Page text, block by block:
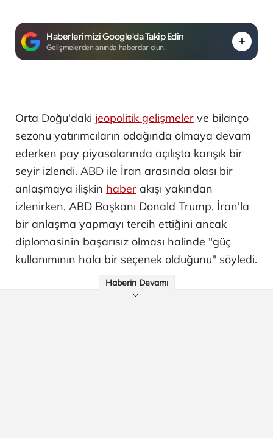
Haberlerimizi Google'da Takip Edin
Gelişmelerden anında haberdar olun.
Orta Doğu'daki jeopolitik gelişmeler ve bilanço
sezonu yatırımcıların odağında olmaya devam
ederken pay piyasalarında açılışta karışık bir
seyir izlendi. ABD ile İran arasında olası bir
anlaşmaya ilişkin haber akışı yakından
izlenirken, ABD Başkanı Donald Trump, İran'la
bir anlaşma yapmayı tercih ettiğini ancak
diplomasinin başarısız olması halinde "güç
kullanımının hala bir seçenek olduğunu" söyledi.
Haberin Devamı